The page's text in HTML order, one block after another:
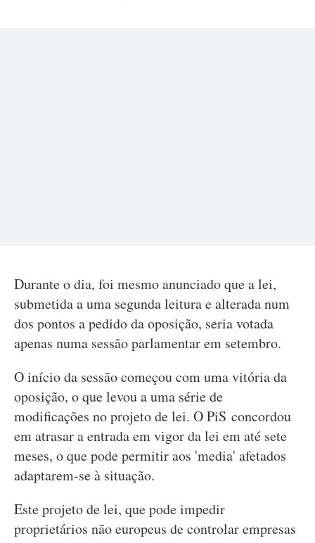
Durante o dia, foi mesmo anunciado que a lei,
submetida a uma segunda leitura e alterada num
dos pontos a pedido da oposição, seria votada
apenas numa sessão parlamentar em setembro.
O início da sessão começou com uma vitória da
oposição, o que levou a uma série de
modificações no projeto de lei. O PiS concordou
em atrasar a entrada em vigor da lei em até sete
meses, o que pode permitir aos 'media' afetados
adaptarem-se à situação.
Este projeto de lei, que pode impedir
proprietários não europeus de controlar empresas